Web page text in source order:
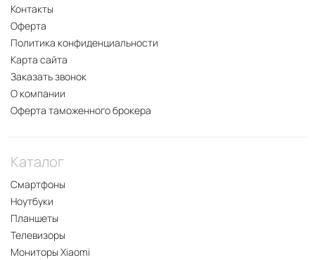
Контакты
Оферта
Политика конфиденциальности
Карта сайта
Заказать звонок
О компании
Оферта таможенного брокера
Каталог
Смартфоны
Ноутбуки
Планшеты
Телевизоры
Мониторы Xiaomi